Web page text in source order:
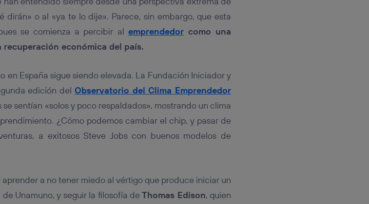
dirán» o al «ya te lo dije». Parece, sin embargo, que esta
se comienza a percibir al emprendedorcomo una
económica del país.
en España sigue siendo elevada. La Fundación Iniciador y
edición del Observatorio del Clima Emprendedor
sentían «solos y poco respaldados», mostrando un clima
¿Cómo podemos cambiar el chip, y pasar de
a exitosos Steve Jobs con buenos modelos de
a no tener miedo al vértigo que produce iniciar un
Unamuno, y seguir la filosofía deThomas Edison, quien